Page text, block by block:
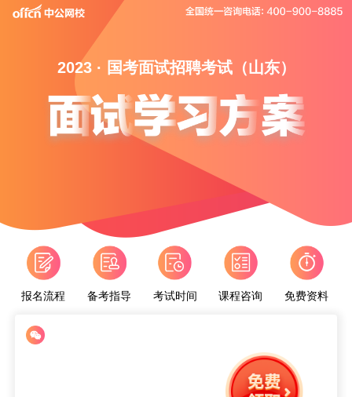
2023 · 国考面试招聘考试（山东）
报名流程 备考指导 考试时间 课程咨询 免费资料